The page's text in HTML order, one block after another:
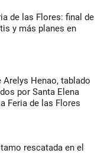
de las Flores: final de
y más planes en
Henao, tablado
por Santa Elena
Feria de las Flores
rescatada en el